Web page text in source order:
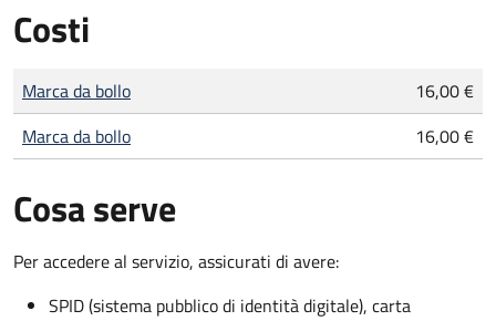
Costi
Tipo di pagamento
Importo
Marca da bollo
16,00 €
Marca da bollo
16,00 €
Cosa serve
Per accedere al servizio, assicurati di avere:
SPID (sistema pubblico di identità digitale), carta